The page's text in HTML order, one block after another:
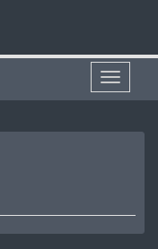
Toggle